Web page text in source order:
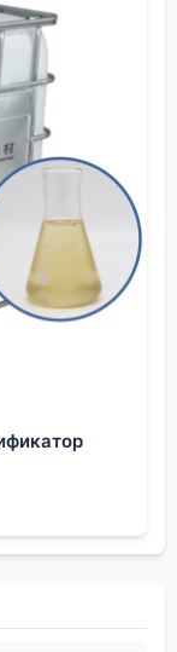
азотом.
в составе
(а
вредной,
иногда
—
Мелочь?
каждый
применении
будет ли